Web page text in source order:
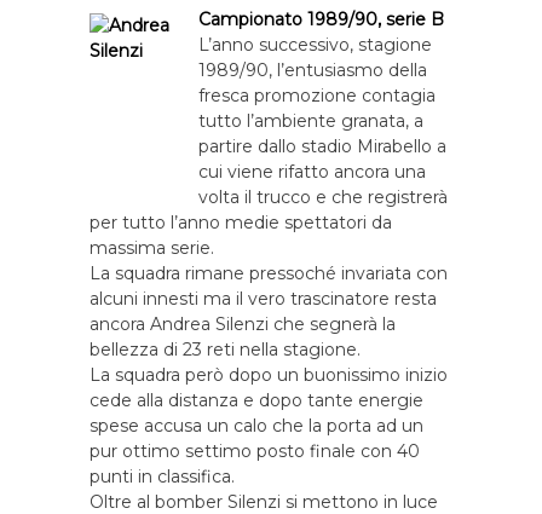
Campionato 1989/90, serie B
L’anno successivo, stagione
1989/90, l’entusiasmo della
fresca promozione contagia
tutto l’ambiente granata, a
partire dallo stadio Mirabello a
cui viene rifatto ancora una
volta il trucco e che registrerà
per tutto l’anno medie spettatori da
massima serie.
La squadra rimane pressoché invariata con
alcuni innesti ma il vero trascinatore resta
ancora Andrea Silenzi che segnerà la
bellezza di 23 reti nella stagione.
La squadra però dopo un buonissimo inizio
cede alla distanza e dopo tante energie
spese accusa un calo che la porta ad un
pur ottimo settimo posto finale con 40
punti in classifica.
Oltre al bomber Silenzi si mettono in luce